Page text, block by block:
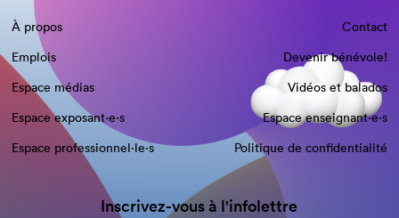
À propos
Contact
Emplois
Devenir bénévole!
Espace médias
Vidéos et balados
Espace exposant·e⋅s
Espace enseignant·e⋅s
Espace professionnel·le⋅s
Politique de confidentialité
Inscrivez-vous à l'infolettre